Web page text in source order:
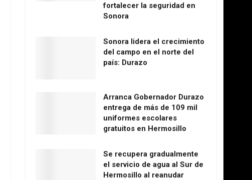
fortalecer la seguridad en
Sonora
Sonora lidera el crecimiento
del campo en el norte del
país: Durazo
Arranca Gobernador Durazo
entrega de más de 109 mil
uniformes escolares
gratuitos en Hermosillo
Se recupera gradualmente
el servicio de agua al Sur de
Hermosillo al reanudar